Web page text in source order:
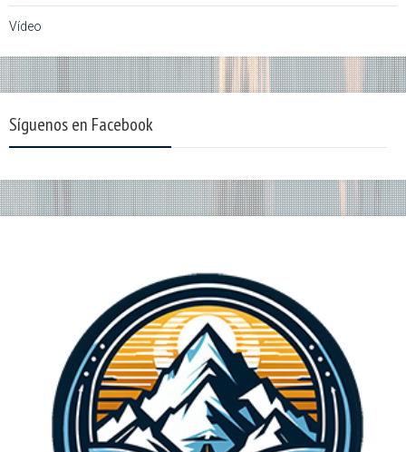
Vídeo
Síguenos en Facebook